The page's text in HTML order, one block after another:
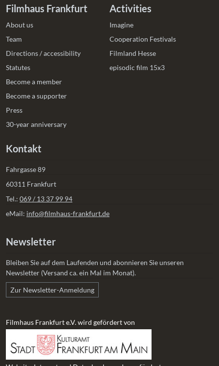
Filmhaus Frankfurt
About us
Team
Directions / accessibility
Statutes
Become a member
Become a supporter
Press
30-year anniversary
Activities
Imagine
Cooperation Festivals
Filmland Hesse
episodic film 15x3
Kontakt
Fahrgasse 89
60311 Frankfurt
Tel.: 069 / 13 37 99 94
eMail: info@filmhaus-frankfurt.de
Newsletter
Bleiben Sie auf dem Laufenden und abonnieren Sie unseren
Newsletter (Versand ca. ein Mal im Monat).
Zur Newsletter-Anmeldung
Filmhaus Frankfurt e.V. wird gefördert von